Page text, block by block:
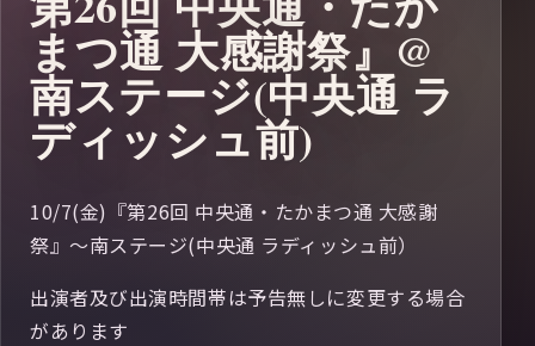
まつ通 大感謝祭』@
南ステージ(中央通 ラ
ディッシュ前)
10/7(金)『第26回 中央通・たかまつ通 大感謝
祭』～南ステージ(中央通 ラディッシュ前）
出演者及び出演時間帯は予告無しに変更する場合
があります